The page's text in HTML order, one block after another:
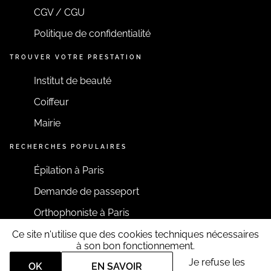
CGV / CGU
Politique de confidentialité
TROUVER VOTRE PRESTATION
Institut de beauté
Coiffeur
Mairie
RECHERCHES POPULAIRES
Épilation à Paris
Demande de passeport
Orthophoniste à Paris
RESTONS CONNECTÉS
Ce site n'utilise que des cookies techniques nécessaires
à son bon fonctionnement.
OK
EN SAVOIR Je refuse les